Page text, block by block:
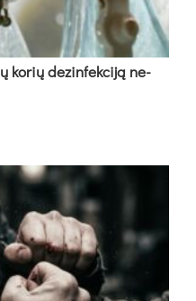
ko­rių de­zin­fek­ci­ją ne­